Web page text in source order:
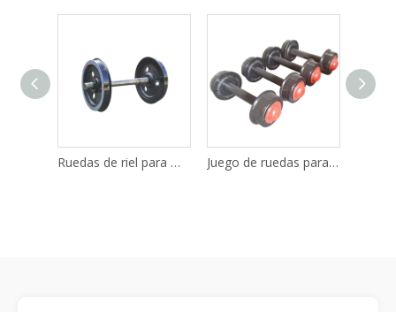
Juego de ruedas para vagón minero ZBL600/400